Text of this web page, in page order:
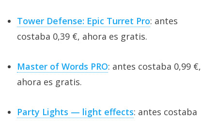
Tower Defense: Epic Turret Pro: antes
costaba 0,39 €, ahora es gratis.
Master of Words PRO: antes costaba 0,99 €,
ahora es gratis.
Party Lights — light effects: antes costaba